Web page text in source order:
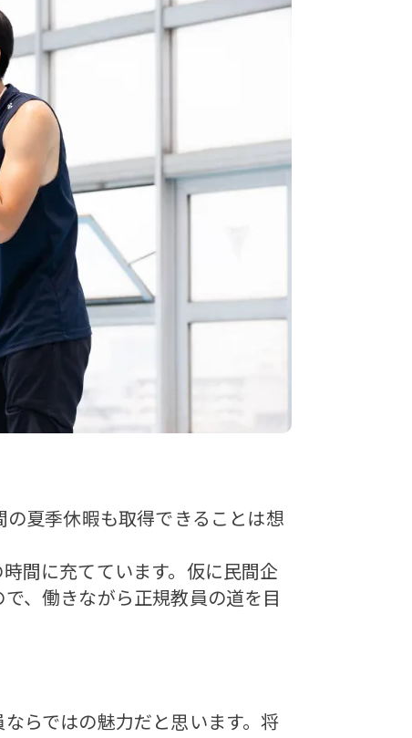
夏季休暇も取得できることは想
間に充てています。仮に民間企
、働きながら正規教員の道を目
らではの魅力だと思います。将